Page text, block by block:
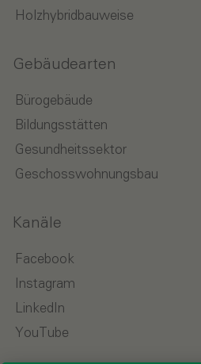
Holzhybridbauweise
Gebäudearten
Bürogebäude
Bildungsstätten
Gesundheitssektor
Geschosswohnungsbau
Kanäle
Facebook
Instagram
LinkedIn
YouTube